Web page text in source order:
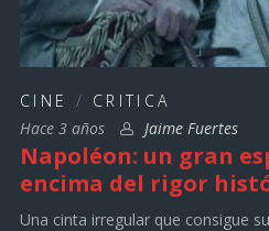
CINE / CRITICA
Hace 3 años
Jaime Fuertes
Napoléon: un gran
encima del rigor
Una cinta irregular que consigue